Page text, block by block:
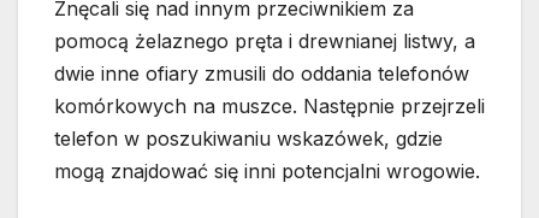
Znęcali się nad innym przeciwnikiem za
pomocą żelaznego pręta i drewnianej listwy, a
dwie inne ofiary zmusili do oddania telefonów
komórkowych na muszce. Następnie przejrzeli
telefon w poszukiwaniu wskazówek, gdzie
mogą znajdować się inni potencjalni wrogowie.